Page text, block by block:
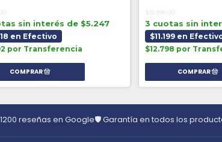
sin interés de $5.247
en Efectivo
por Transferencia
$15.998,00
3 cuotas sin
$11.199 en
$12.798 por
1200 reseñas en Google🛡️ Garantía en todos los